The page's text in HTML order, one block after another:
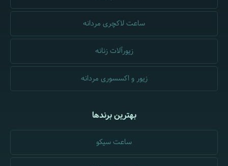
ساعت لاکچری مردانه
زیورآلات زنانه
زیور و اکسسوری مردانه
بهترین برندها
ساعت سیکو